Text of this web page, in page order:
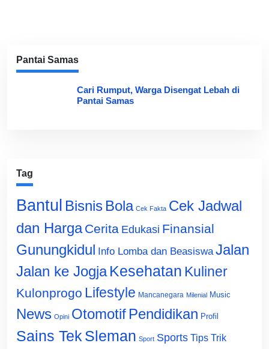
Pantai Samas
Cari Rumput, Warga Disengat Lebah di
Pantai Samas
Tag
Bantul Bisnis Bola Cek Fakta Cek Jadwal
dan Harga Cerita Edukasi Finansial
Gunungkidul Info Lomba dan Beasiswa Jalan
Jalan ke Jogja Kesehatan Kuliner
Kulonprogo Lifestyle Mancanegara Milenial Music
News Opini Otomotif Pendidikan Profil
Sains Tek Sleman Sport Sports Tips Trik